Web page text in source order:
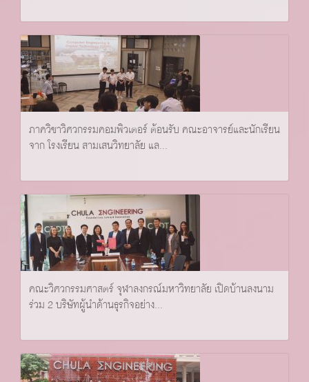
ภาควิชาวิศวกรรมคอมพิวเตอร์ ต้อนรับ คณะอาจารย์และนักเรียน
จาก โรงเรียน สามเสนวิทยาลัย แล...
คณะวิศวกรรมศาสตร์ จุฬาลงกรณ์มหาวิทยาลัย เปิดบ้านลงนาม
ร่วม 2 บริษัทผู้นำด้านธุรกิจอย่าง...